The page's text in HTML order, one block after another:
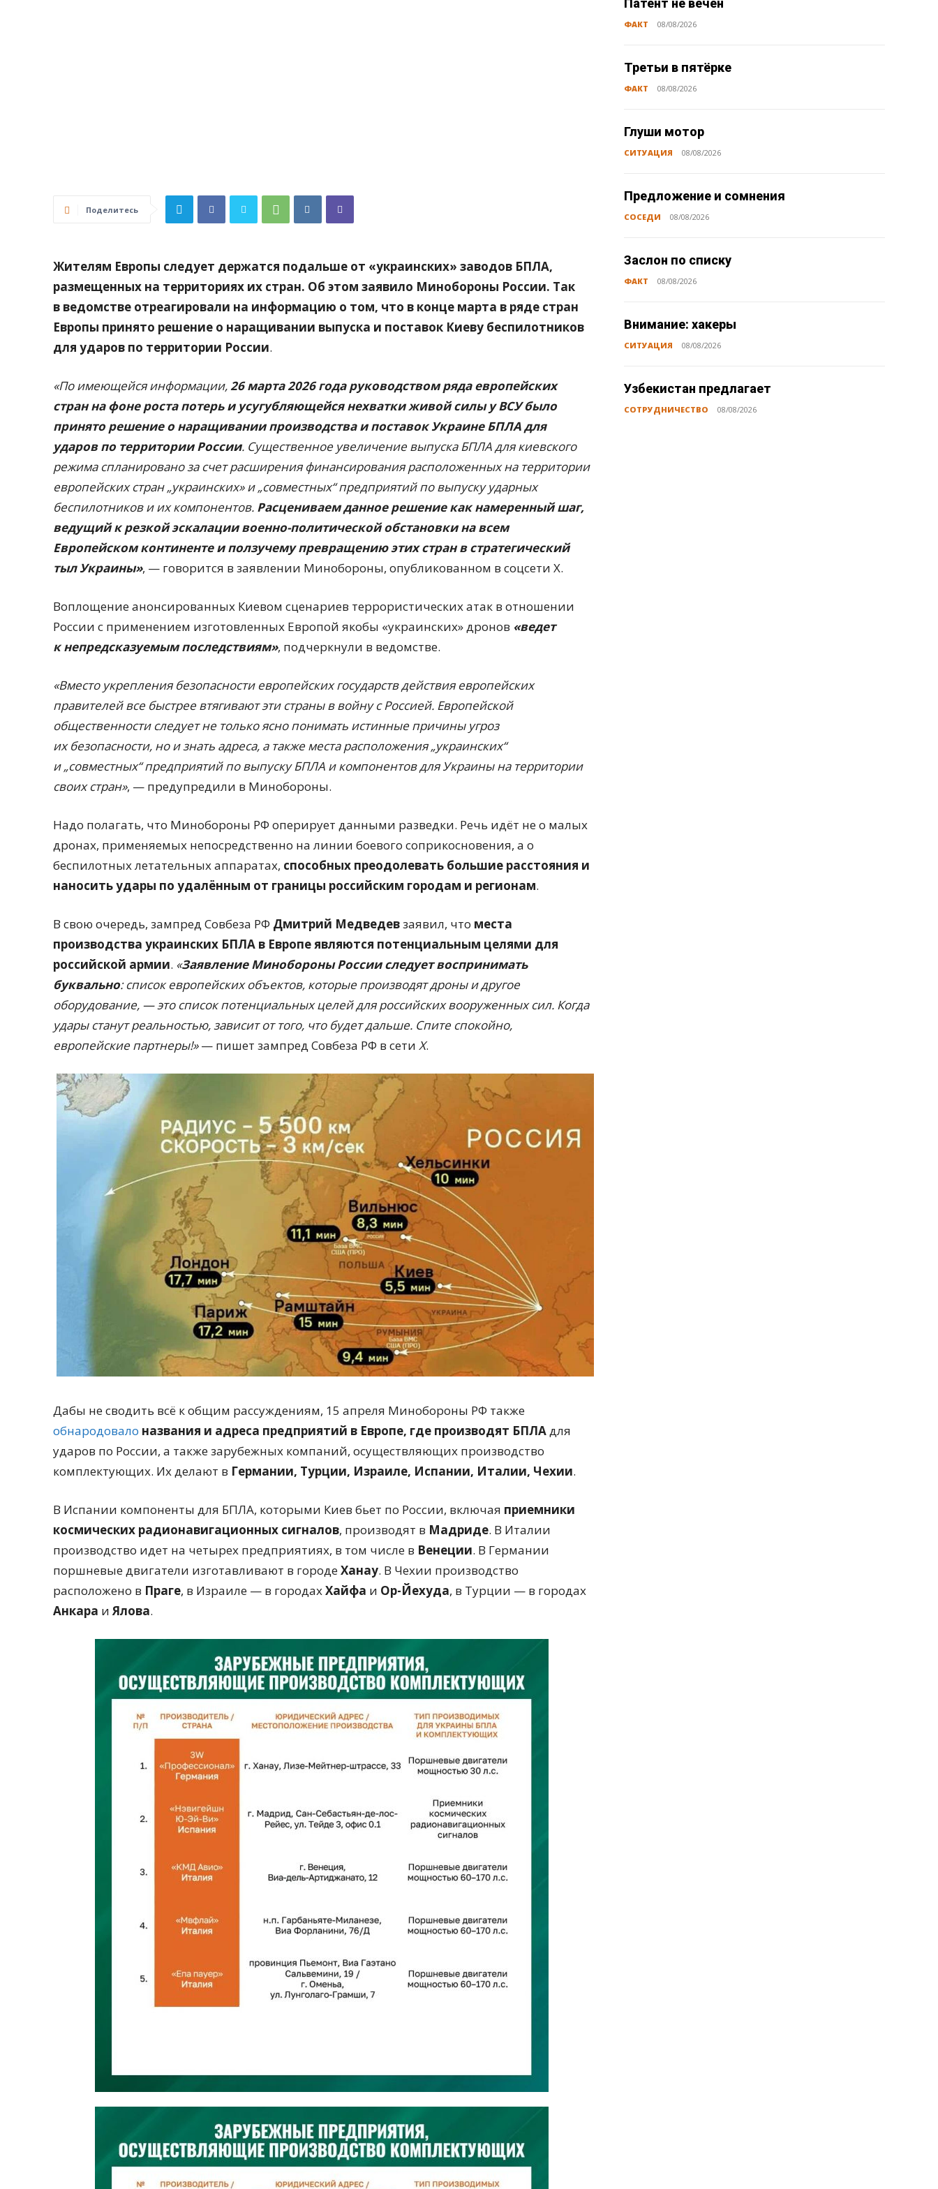
Поделитесь
Жителям Европы следует держатся подальше от «украинских» заводов БПЛА,
размещенных на территориях их стран. Об этом заявило Минобороны России. Так
в ведомстве отреагировали на информацию о том, что в конце марта в ряде стран
Европы принято решение о наращивании выпуска и поставок Киеву беспилотников
для ударов по территории России.
«По имеющейся информации,26 марта 2026 года руководством ряда европейских
стран на фоне роста потерь и усугубляющейся нехватки живой силы у ВСУ было
принято решение о наращивании производства и поставок Украине БПЛА для
ударов по территории России. Существенное увеличение выпуска БПЛА для киевского
режима спланировано за счет расширения финансирования расположенных на территории
европейских стран „украинских» и „совместных“ предприятий по выпуску ударных
беспилотников и их компонентов. Расцениваем данное решение как намеренный шаг,
ведущий к резкой эскалации военно-политической обстановки на всем
Европейском континенте и ползучему превращению этих стран в стратегический
тыл Украины», — говорится в заявлении Минобороны, опубликованном в соцсети Х.
Воплощение анонсированных Киевом сценариев террористических атак в отношении
России с применением изготовленных Европой якобы «украинских» дронов «ведет
к непредсказуемым последствиям», подчеркнули в ведомстве.
«Вместо укрепления безопасности европейских государств действия европейских
правителей все быстрее втягивают эти страны в войну с Россией. Европейской
общественности следует не только ясно понимать истинные причины угроз
их безопасности, но и знать адреса, а также места расположения „украинских“
и „совместных“ предприятий по выпуску БПЛА и компонентов для Украины на территории
своих стран», — предупредили в Минобороны.
Надо полагать, что Минобороны РФ оперирует данными разведки. Речь идёт не о малых
дронах, применяемых непосредственно на линии боевого соприкосновения, а о
беспилотных летательных аппаратах, способных преодолевать большие расстояния и
наносить удары по удалённым от границы российским городам и регионам.
В свою очередь, зампред Совбеза РФ Дмитрий Медведевзаявил, что места
производства украинских БПЛА в Европе являются потенциальным целями для
российской армии. «Заявление Минобороны России следует воспринимать
буквально: список европейских объектов, которые производят дроны и другое
оборудование, — это список потенциальных целей для российских вооруженных сил. Когда
удары станут реальностью, зависит от того, что будет дальше. Спите спокойно,
европейские партнеры!»— пишет зампред Совбеза РФ в сети Х.
Дабы не сводить всё к общим рассуждениям, 15 апреля Минобороны РФ также
обнародовало названия и адреса предприятий в Европе, где производят БПЛАдля
ударов по России, а также зарубежных компаний, осуществляющих производство
комплектующих. Их делают в Германии, Турции, Израиле, Испании, Италии, Чехии.
В Испании компоненты для БПЛА, которыми Киев бьет по России, включая приемники
космических радионавигационных сигналов, производят в Мадриде. В Италии
производство идет на четырех предприятиях, в том числе в Венеции. В Германии
поршневые двигатели изготавливают в городеХанау. В Чехии производство
расположено в Праге, в Израиле — в городахХайфа и Ор-Йехуда, в Турции — в городах
Анкара и Ялова.
Патент не вечен
ФАКТ 08/08/2026
Третьи в пятёрке
ФАКТ 08/08/2026
Глуши мотор
СИТУАЦИЯ 08/08/2026
Предложение и сомнения
СОСЕДИ 08/08/2026
Заслон по списку
ФАКТ 08/08/2026
Внимание: хакеры
СИТУАЦИЯ 08/08/2026
Узбекистан предлагает
СОТРУДНИЧЕСТВО 08/08/2026